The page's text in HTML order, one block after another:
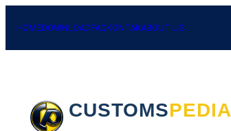
HOMEDOWNLOADFAQKONTAKABOUT US
CUSTOMSPEDIA